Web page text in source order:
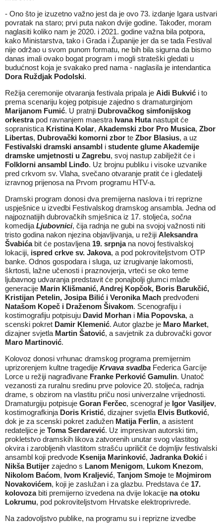
- Ono što je izuzetno važno jest da je ovo 73. izdanje Igara ustvari
povratak na staro; prvi puta nakon dvije godine. Također, moram
naglasiti koliko nam je 2020. i 2021. godine važna bila potpora,
kako Ministarstva, tako i Grada i Županije jer da se tada Festival
nije održao u svom punom formatu, ne bih bila sigurna da bismo
danas imali ovako bogat program i mogli strateški gledati u
budućnost koja je svakako pred nama - naglasila je intendantica
Dora Ruždjak Podolski.
Režija ceremonije otvaranja festivala pripala je Aidi Bukvić i to
prema scenariju kojeg potpisuje zajedno s dramaturginjom
Marijanom Fumić. U pratnji Dubrovačkog simfonijskog
orkestrapod ravnanjem maestra Ivana Hutanastupit će
sopranistica Kristina Kolar, Akademski zbor Pro Musica, Zbor
Libertas, Dubrovački komorni zbor te Zbor Blasius, a uz
Festivalski dramski ansambl i studente glume Akademije
dramske umjetnosti u Zagrebu, svoj nastup zabilježit će i
Folklorni ansambl Linđo. Uz brojnu publiku i visoke uzvanike
pred crkvom sv. Vlaha, svečano otvaranje pratit će i gledatelji
izravnog prijenosa na Prvom programu HTV-a.
Dramski program donosi dva premijerna naslova i tri reprizne
uspješnice u izvedbi Festivalskog dramskog ansambla. Jedna od
najpoznatijih dubrovačkih smješnica iz 17. stoljeća, sočna
komedija Ljubovnici, čija radnja ne gubi na svojoj važnosti niti
tristo godina nakon njezina objavljivanja, u režiji Aleksandra
Švabićabit će postavljena 19. srpnjana novoj festivalskoj
lokaciji, ispred crkve sv. Jakova, a pod pokroviteljstvom OTP
banke. Odnos gospodara i sluga, uz izrugivanje lakomosti,
škrtosti, lažne učenosti i praznovjerja, vrteći se oko teme
ljubavnog udvaranja predstavit će ponajbolji glumci mlađe
generacije Marin Klišmanić, Andrej Kopčok, Boris Barukčić,
Kristijan Petelin, Josipa Bilić i Veronika Mach predvođeni
Natašom Kopeč i Draženom Šivakom. Scenografiju i
kostimografiju potpisuju David Morhan i Mia Popovska, a
scenski pokret Damir Klemenić. Autor glazbe je Maro Market,
dizajner svjetla Martin Šatović, a savjetnik za dubrovački govor
Maro Martinović.
Kolovoz donosi vrhunac dramskog programa premijernim
uprizorenjem kultne tragedije Krvava svadba Federica Garcíje
Lorce u režiji nagrađivane Franke Perković Gamulin. Unatoč
vezanosti za ruralnu sredinu prve polovice 20. stoljeća, radnja
drame, s obzirom na vlastitu priču nosi univerzalne vrijednosti.
Dramaturgiju potpisuje Goran Ferčec, scenograf je Igor Vasiljev,
kostimografkinja Doris Kristić, dizajner svjetla Elvis Butković,
dok je za scenski pokret zadužen Matija Ferlin, a asistent
redateljice je Toma Serdarević. Uz impresivan autorski tim,
prokletstvo dramskih likova zatvorenih unutar svog vlastitog
okvira i zarobljenih vlastitom strašću upriličit će dojmljiv festivalski
ansambl koji predvode Ksenija Marinković, Jadranka Đokić i
Nikša Butijer zajedno s Lanom Menigom, Lukom Knezom,
Nikolom Baćom, Ivom Kraljević, Tanjom Smoje te Mojmirom
Novakovićem, koji je zaslužan i za glazbu. Predstava će 17.
kolovozabiti premijerno izvedena na dvije lokacije na otoku
Lokrumu, pod pokroviteljstvom Hrvatske elektroprivrede.
Na zadovoljstvo publike, na programu su i reprizne izvedbe